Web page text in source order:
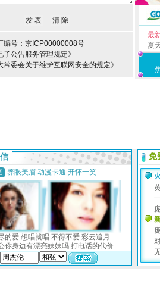
编号：京ICP00000008号
子公告服务管理规定》
常委会关于维护互联网安全的规定》
最
夏